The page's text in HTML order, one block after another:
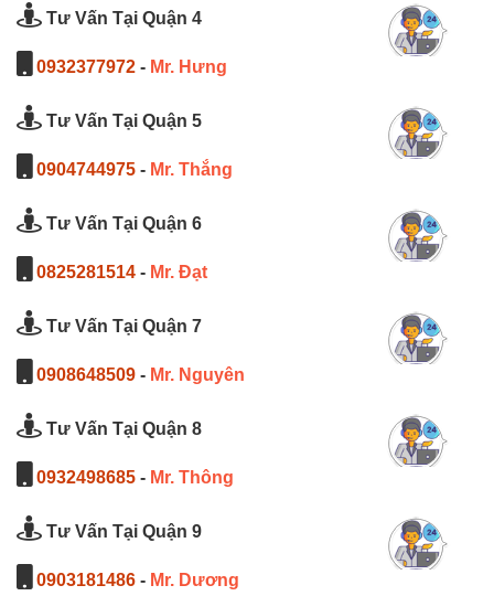
Tư Vấn Tại Quận 4
0932377972 - Mr. Hưng
Tư Vấn Tại Quận 5
0904744975 - Mr. Thắng
Tư Vấn Tại Quận 6
0825281514 - Mr. Đạt
Tư Vấn Tại Quận 7
0908648509 - Mr. Nguyên
Tư Vấn Tại Quận 8
0932498685 - Mr. Thông
Tư Vấn Tại Quận 9
0903181486 - Mr. Dương